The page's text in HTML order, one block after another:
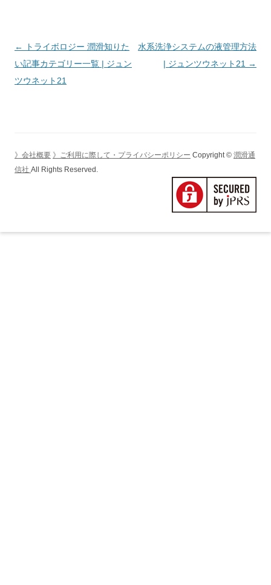
投
稿
ナ
ョ
←
トライボロジー 潤滑知りた
い記事カテゴリー一覧 | ジュン
ツウネット21
水系洗浄システムの液管理方法
| ジュンツウネット21 →
》会社概要 》ご利用に際して・プライバシーポリシー Copyright © 潤滑通
信社 All Rights Reserved.